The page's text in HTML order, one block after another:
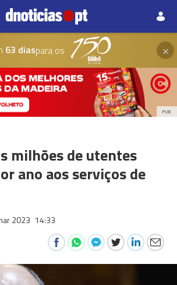
63 diaspara os ×
PUB
milhões de utentes
ano aos serviços de
2023 14:33